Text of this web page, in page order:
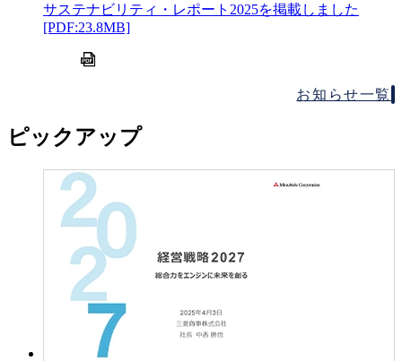
サステナビリティ・レポート2025を掲載しました
[PDF:23.8MB]
お知らせ一覧
ピックアップ